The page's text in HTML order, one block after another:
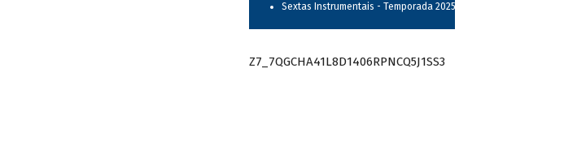
Sextas Instrumentais - Temporada 2025
Z7_7QGCHA41L8D1406RPNCQ5J1SS3